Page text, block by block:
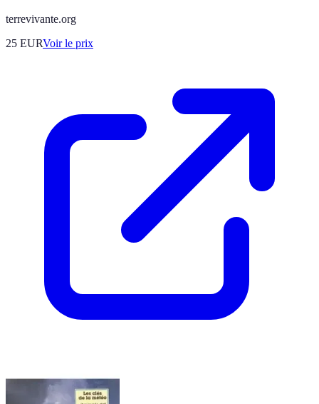
terrevivante.org
25 EURVoir le prix